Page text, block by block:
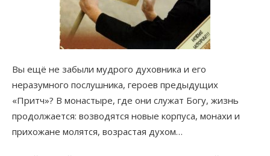
Вы ещё не забыли мудрого духовника и его
неразумного послушника, героев предыдущих
«Притч»? В монастыре, где они служат Богу, жизнь
продолжается: возводятся новые корпуса, монахи и
прихожане молятся, возрастая духом…